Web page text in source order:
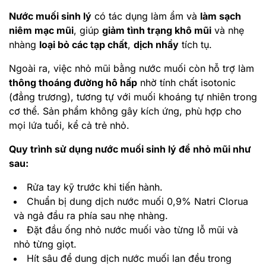
Nước muối sinh lý có tác dụng làm ẩm và làm sạch
niêm mạc mũi, giúp giảm tình trạng khô mũi và nhẹ
nhàng loại bỏ các tạp chất, dịch nhầy tích tụ.
Ngoài ra, việc nhỏ mũi bằng nước muối còn hỗ trợ làm
thông thoáng đường hô hấp nhờ tính chất isotonic
(đẳng trương), tương tự với muối khoáng tự nhiên trong
cơ thể. Sản phẩm không gây kích ứng, phù hợp cho
mọi lứa tuổi, kể cả trẻ nhỏ.
Quy trình sử dụng nước muối sinh lý để nhỏ mũi như
sau:
Rửa tay kỹ trước khi tiến hành.
Chuẩn bị dung dịch nước muối 0,9% Natri Clorua
và ngả đầu ra phía sau nhẹ nhàng.
Đặt đầu ống nhỏ nước muối vào từng lỗ mũi và
nhỏ từng giọt.
Hít sâu để dung dịch nước muối lan đều trong